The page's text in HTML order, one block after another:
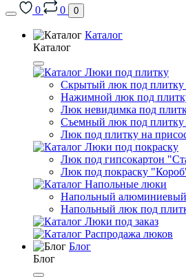
0
0 0
Каталог
Каталог
Люки под плитку
Скрытый люк под плитку
Нажимной люк под
Люк невидимка под
Съемный люк под плитку
Люк под плитку на
Люки под покраску
Люк под гипсокартон
Люк под покраску
Напольные люки
Напольный
Напольный люк под
Люки под заказ
Распродажа люков
Блог
Блог